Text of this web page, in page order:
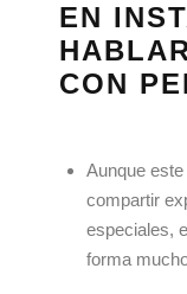
EN
CON
Aunque
compartir
especiales,
forma